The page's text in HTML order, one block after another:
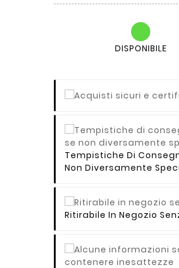
DISPONIBILE
Tempistiche Di
Non Diversamente
Ritirabile In Negozio